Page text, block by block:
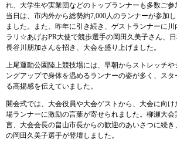
れ、大学生や実業団などのトップランナーも多数ご参
当日は、市内外から総勢約7,000人のランナーが参加
ました。また、昨年に引き続き、ゲストランナーに
ラリ☆あげおPR大使で競歩選手の岡田久美子さん、
長谷川朋加さんを招き、大会を盛り上げました。
上尾運動公園陸上競技場には、早朝からストレッチ
ングアップで身体を温めるランナーの姿が多く、スタ
る高揚感を伝えていました。
開会式では、大会役員や大会ゲストから、大会に向
場ランナーに激励の言葉が寄せられました。柳瀬大
言、大会会長の畠山市長からの歓迎のあいさつに続
の岡田久美子選手が登壇しました。